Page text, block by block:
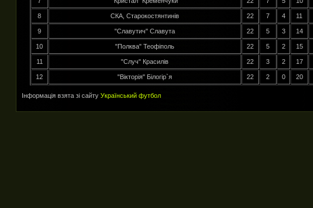
8 СКА, Старокостянтинів 22 7 4 11
9 "Славутич" Славута 22 5 3 14
10 "Полква" Теофіполь 22 5 2 15
11 "Случ" Красилів 22 3 2 17
12 "Вікторія" Білогір`я 22 2 0 20
Інформація взята зі сайту Український футбол